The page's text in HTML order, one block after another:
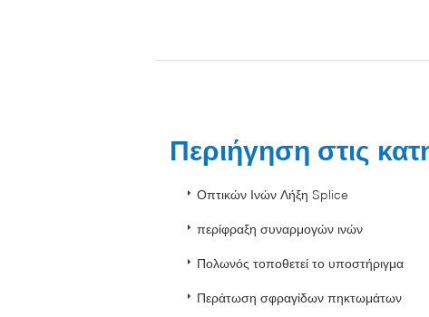
Περιήγηση στις
Οπτικών Ινών Λήξη Splice
περίφραξη συναρμογών ινών
Πολωνός τοποθετεί το υποστήριγμα
Περάτωση σφραγίδων πηκτωμάτων